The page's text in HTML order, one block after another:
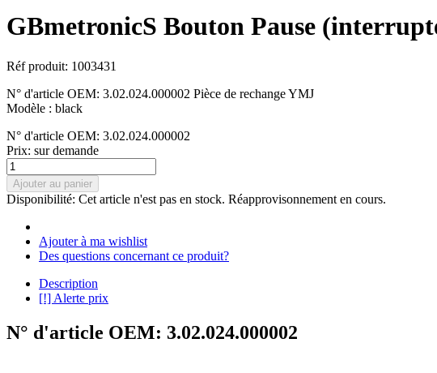
GBmetronicS Bouton Pause
Réf produit: 1003431
N° d'article OEM: 3.02.024.000002 Pièce de rechange YMJ
Modèle : black
N° d'article OEM: 3.02.024.000002
Prix: sur demande
Ajouter au panier
Disponibilité: Cet article n'est pas en stock. Réapprovisonnement en cours.
Ajouter à ma wishlist
Des questions concernant ce produit?
Description
[!] Alerte prix
N° d'article OEM: 3.02.024.000002